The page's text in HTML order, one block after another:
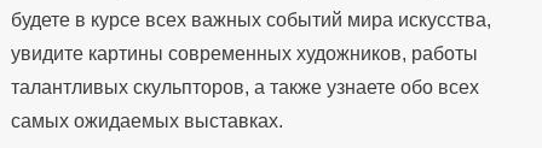
будете в курсе всех важных событий мира искусства,
увидите картины современных художников, работы
талантливых скульпторов, а также узнаете обо всех
самых ожидаемых выставках.